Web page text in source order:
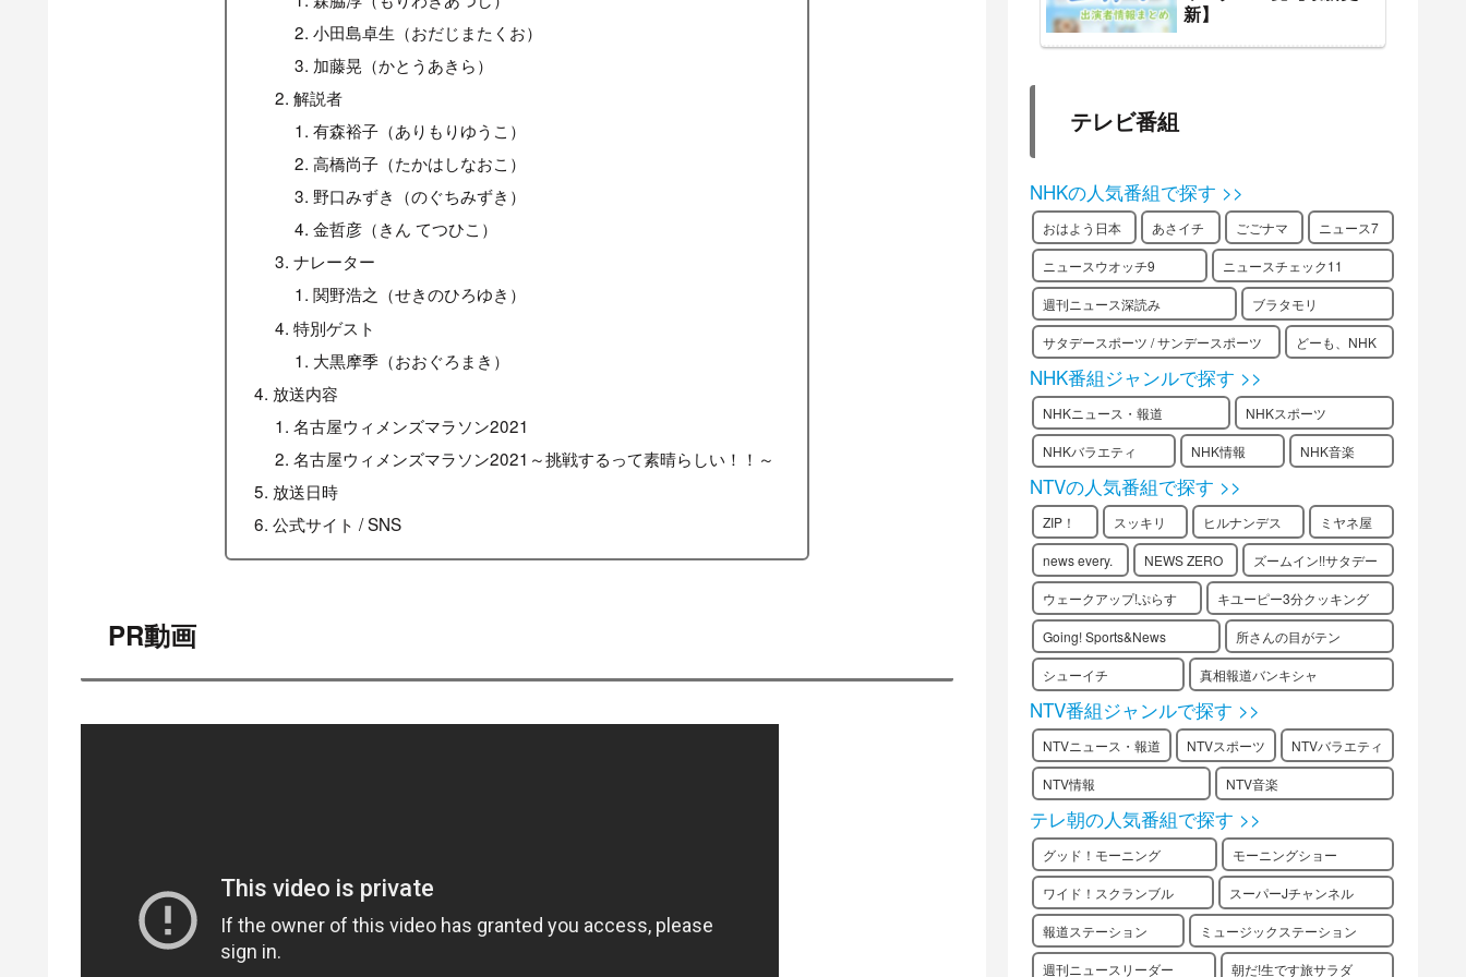
小田島卓生（おだじまたくお）
加藤晃（かとうあきら）
解説者
有森裕子（ありもりゆうこ）
高橋尚子（たかはしなおこ）
野口みずき（のぐちみずき）
金哲彦（きん てつひこ）
ナレーター
関野浩之（せきのひろゆき）
特別ゲスト
大黒摩季（おおぐろまき）
放送内容
名古屋ウィメンズマラソン2021
名古屋ウィメンズマラソン2021～挑戦するって素晴らしい！！～
放送日時
公式サイト / SNS
PR動画
新】
テレビ番組
NHKの人気番組で探す >>
おはよう日本 あさイチ ごごナマ ニュース7
ニュースウオッチ9 ニュースチェック11
週刊ニュース深読み ブラタモリ
サタデースポーツ / サンデースポーツ どーも、NHK
NHK番組ジャンルで探す >>
NHKニュース・報道 NHKスポーツ
NHKバラエティ NHK情報 NHK音楽
NTVの人気番組で探す >>
ZIP！ スッキリ ヒルナンデス ミヤネ屋
news every. NEWS ZERO ズームイン!!サタデー
ウェークアップ!ぷらす キユーピー3分クッキング
Going! Sports&News 所さんの目がテン
シューイチ 真相報道バンキシャ
NTV番組ジャンルで探す >>
NTVニュース・報道 NTVスポーツ NTVバラエティ
NTV情報 NTV音楽
テレ朝の人気番組で探す >>
グッド！モーニング モーニングショー
ワイド！スクランブル スーパーJチャンネル
報道ステーション ミュージックステーション
週刊ニュースリーダー 朝だ!生です旅サラダ